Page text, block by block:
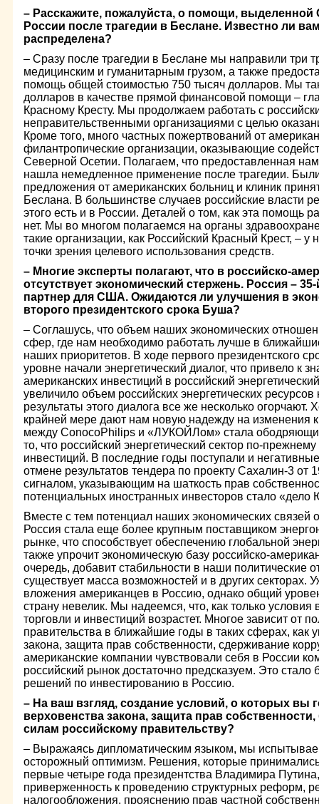
– Расскажите, пожалуйста, о помощи,
России после трагедии в Беслане. Известно ли
распределена?
– Сразу после трагедии в Беслане мы направили три
медицинским и гуманитарным грузом, а также
помощь общей стоимостью 750 тысяч долларов. Мы
долларов в качестве прямой финансовой помощи –
Красному Кресту. Мы продолжаем работать с
неправительственными организациями с целью
Кроме того, много частных пожертвований от
филантропические организации, оказывающие
Северной Осетии. Полагаем, что предоставленная
нашла немедленное применение после трагедии.
предложения от американских больниц и клиник
Беслана. В большинстве случаев российские власти
этого есть и в России. Деталей о том, как эта помощь
нет. Мы во многом полагаемся на органы
такие организации, как Российский Красный Крест, – у
точки зрения целевого использования средств.
– Многие эксперты полагают, что в российско-
отсутствует экономический стержень. Россия –
партнер для США. Ожидаются ли улучшения в
второго президентского срока Буша?
– Соглашусь, что объем наших экономических
сфер, где нам необходимо работать лучше в
наших приоритетов. В ходе первого президентского
уровне начали энергетический диалог, что привело к
американских инвестиций в российский
увеличило объем российских энергетических
результаты этого диалога все же несколько огорчают.
крайней мере дают нам новую надежду на изменения
между ConocoPhilips и «ЛУКОЙЛом» стала
то, что российский энергетический сектор по-
инвестиций. В последние годы поступали и
отмене результатов тендера по проекту Сахалин-3 от
сигналом, указывающим на шаткость прав
потенциальных иностранных инвесторов стало
Вместе с тем потенциал наших экономических
Россия стала еще более крупным поставщиком
рынке, что способствует обеспечению глобальной
также упрочит экономическую базу российско-
очередь, добавит стабильности в наши политические
существует масса возможностей и в других
вложения американцев в Россию, однако общий
страну невелик. Мы надеемся, что, как только условия
торговли и инвестиций возрастет. Многое зависит от
правительства в ближайшие годы в таких сферах, как
закона, защита прав собственности, сдерживание
американские компании чувствовали себя в России
российский рынок достаточно предсказуем. Это
решений по инвестированию в Россию.
– На ваш взгляд, создание условий, о которых вы
верховенства закона, защита прав
силам российскому правительству?
– Выражаясь дипломатическим языком, мы
осторожный оптимизм. Решения, которые
первые четыре года президентства Владимира
приверженность к проведению структурных реформ,
налогообложения, прояснению прав частной